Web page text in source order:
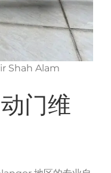
Shah Alam
门维